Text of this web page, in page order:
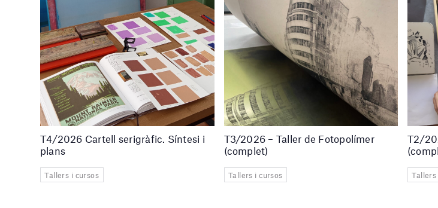
T4/2026 Cartell serigràfic. Síntesi i
plans
Tallers i cursos
T3/2026 – Taller de Fotopolímer
(complet)
Tallers i cursos
T2/